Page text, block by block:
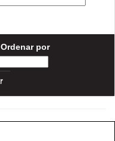
Ordenar por